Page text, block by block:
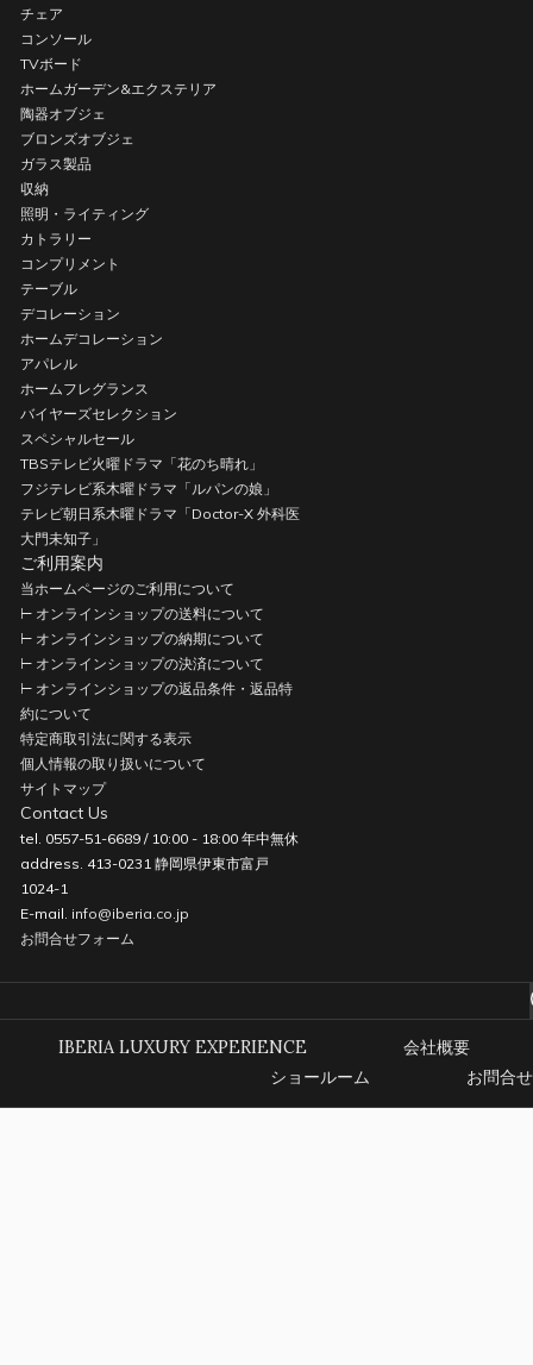
チェア
コンソール
TVボード
ホームガーデン&エクステリア
陶器オブジェ
ブロンズオブジェ
ガラス製品
収納
照明・ライティング
カトラリー
コンプリメント
テーブル
デコレーション
ホームデコレーション
アパレル
ホームフレグランス
バイヤーズセレクション
スペシャルセール
TBSテレビ火曜ドラマ「花のち晴れ」
フジテレビ系木曜ドラマ「ルパンの娘」
テレビ朝日系木曜ドラマ「Doctor-X 外科医
大門未知子」
ご利用案内
当ホームページのご利用について
⊢ オンラインショップの送料について
⊢ オンラインショップの納期について
⊢ オンラインショップの決済について
⊢ オンラインショップの返品条件・返品特
約について
特定商取引法に関する表示
個人情報の取り扱いについて
サイトマップ
Contact Us
tel. 0557-51-6689 / 10:00 - 18:00 年中無休
address. 413-0231 静岡県伊東市富戸
1024-1
E-mail. info@iberia.co.jp
お問合せフォーム
IBERIA LUXURY EXPERIENCE
会社概要
ショールーム
お問合せ